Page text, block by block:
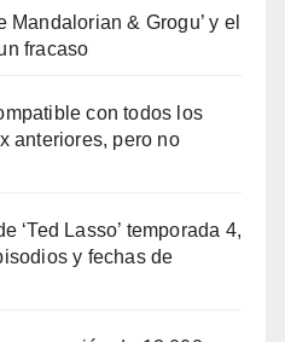
Mandalorian & Grogu’ y el
fracaso
con todos los
anteriores, pero no
‘Ted Lasso’ temporada 4,
y fechas de